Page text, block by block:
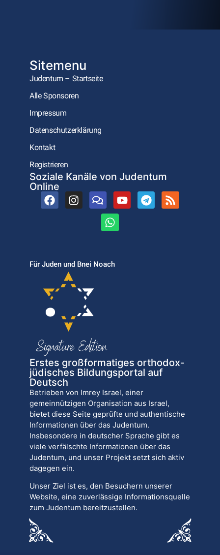
Sitemenu
Judentum – Startseite
Alle Sponsoren
Impressum
Datenschutzerklärung
Kontakt
Registrieren
Soziale Kanäle von Judentum
Online
Für Juden und Bnei Noach
Erstes großformatiges orthodox-
jüdisches Bildungsportal auf
Deutsch
Betrieben von Imrey Israel, einer
gemeinnützigen Organisation aus Israel,
bietet diese Seite geprüfte und authentische
Informationen über das Judentum.
Insbesondere in deutscher Sprache gibt es
viele verfälschte Informationen über das
Judentum, und unser Projekt setzt sich aktiv
dagegen ein.
Unser Ziel ist es, den Besuchern unserer
Website, eine zuverlässige Informationsquelle
zum Judentum bereitzustellen.